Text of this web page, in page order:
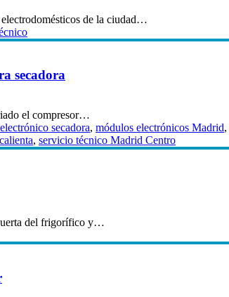
de la ciudad…
secadora
el compresor…
secadora, módulos electrónicos Madrid,
, servicio técnico Madrid Centro
del frigorífico y…